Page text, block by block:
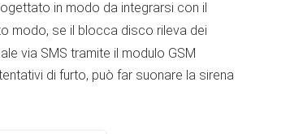
in modo da integrarsi con il
modo, se il blocca disco rileva dei
via SMS tramite il modulo GSM
di furto, può far suonare la sirena